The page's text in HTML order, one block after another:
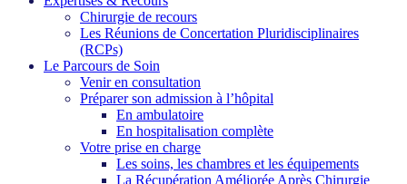
Chirurgie de recours
Les Réunions de Concertation Pluridisciplinaires
(RCPs)
Le Parcours de Soin
Venir en consultation
Préparer son admission à l’hôpital
En ambulatoire
En hospitalisation complète
Votre prise en charge
Les soins, les chambres et les équipements
La Récupération Améliorée Après Chirurgie